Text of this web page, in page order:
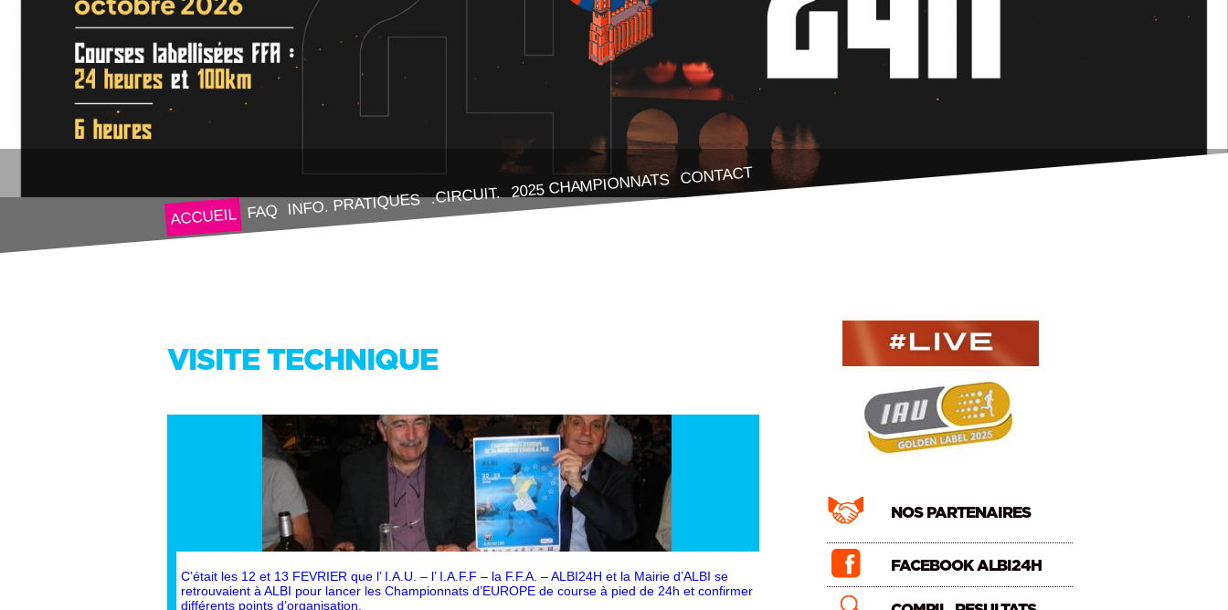
ACCUEIL FAQ INFO. PRATIQUES .CIRCUIT. 2025 CHAMPIONNATS CONTACT
VISITE TECHNIQUE
C’était les 12 et 13 FEVRIER que l’ I.A.U. – l’ I.A.F.F – la F.F.A. – ALBI24H et la Mairie d’ALBI se
retrouvaient à ALBI pour lancer les Championnats d’EUROPE de course à pied de 24h et confirmer
différents points d’organisation.
NOS PARTENAIRES
FACEBOOK ALBI24H